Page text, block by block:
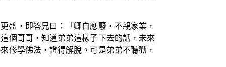
盛，即答兄曰：「卿自應廢，不親家業，
個哥哥，知道弟弟這樣子下去的話，未來
修學佛法，證得解脫。可是弟弟不聽勸，